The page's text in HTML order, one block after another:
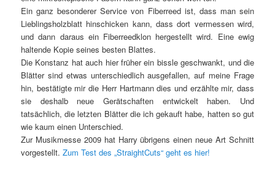
Ein ganz besonderer Service von Fiberreed ist, dass man sein
Lieblingsholzblatt hinschicken kann, dass dort vermessen wird,
und dann daraus ein Fiberreedklon hergestellt wird. Eine ewig
haltende Kopie seines besten Blattes.
Die Konstanz hat auch hier früher ein bissle geschwankt, und die
Blätter sind etwas unterschiedlich ausgefallen, auf meine Frage
hin, bestätigte mir die Herr Hartmann dies und erzählte mir, dass
sie deshalb neue Gerätschaften entwickelt haben. Und
tatsächlich, die letzten Blätter die ich gekauft habe, hatten so gut
wie kaum einen Unterschied.
Zur Musikmesse 2009 hat Harry übrigens einen neue Art Schnitt
vorgestellt.Zum Test des „StraightCuts“ geht es hier!